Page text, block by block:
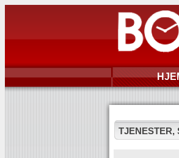
TJENESTER,